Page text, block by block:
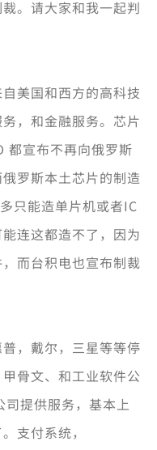
。请大家和我一起判
美国和西方的高科技
，和金融服务。芯片
宣布不再向俄罗斯
罗斯本土芯片的制造
只能造单片机或者IC
连这都造不了，因为
而台积电也宣布制裁
，戴尔，三星等等停
骨文、和工业软件公
提供服务，基本上
支付系统，